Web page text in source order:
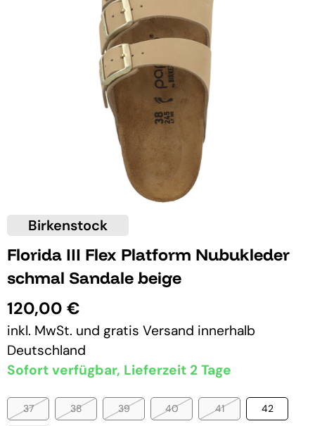
Birkenstock
Florida III Flex Platform Nubukleder
schmal Sandale beige
120,00 €
inkl. MwSt. und gratis Versand innerhalb
Deutschland
Sofort verfügbar, Lieferzeit 2 Tage
37 38 39 40 41 42